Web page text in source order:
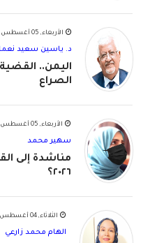
الأربعاء, 05 أغسطس 2026
د. ياسين سعيد
اليمن..
الصراع
الأربعاء, 05 أغسطس 2026
سهير محمد
مناشدة إلى
٢٠٢٦؟
الثلاثاء, 04 أغسطس 2026
الهام محمد زارعي